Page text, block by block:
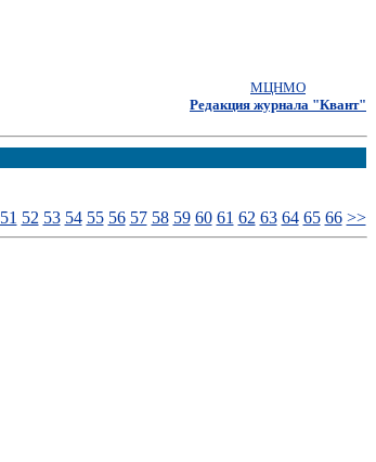
МЦНМО
Редакция журнала "Квант"
51 52 53 54 55 56 57 58 59 60 61 62 63 64 65 66 >>